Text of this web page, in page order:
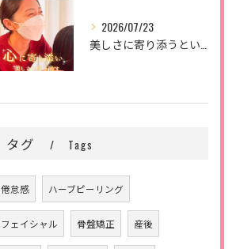
2026/07/23
タグ Tags
倦怠感 ハーブピーリング
フェイシャル 骨盤矯正 産後